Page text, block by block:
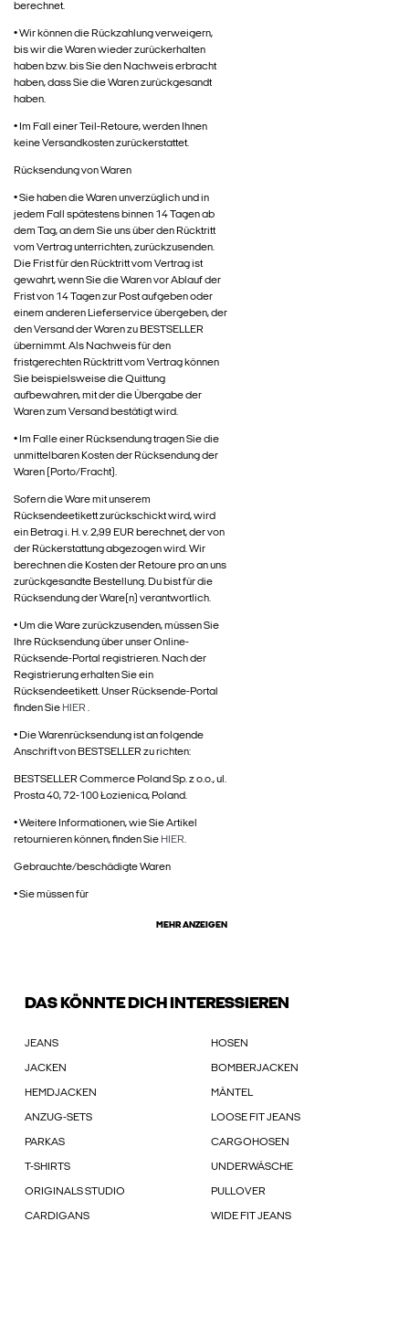
berechnet.
• Wir können die Rückzahlung verweigern,
bis wir die Waren wieder zurückerhalten
haben bzw. bis Sie den Nachweis erbracht
haben, dass Sie die Waren zurückgesandt
haben.
• Im Fall einer Teil-Retoure, werden Ihnen
keine Versandkosten zurückerstattet.
Rücksendung von Waren
• Sie haben die Waren unverzüglich und in
jedem Fall spätestens binnen 14 Tagen ab
dem Tag, an dem Sie uns über den Rücktritt
vom Vertrag unterrichten, zurückzusenden.
Die Frist für den Rücktritt vom Vertrag ist
gewahrt, wenn Sie die Waren vor Ablauf der
Frist von 14 Tagen zur Post aufgeben oder
einem anderen Lieferservice übergeben, der
den Versand der Waren zu BESTSELLER
übernimmt. Als Nachweis für den
fristgerechten Rücktritt vom Vertrag können
Sie beispielsweise die Quittung
aufbewahren, mit der die Übergabe der
Waren zum Versand bestätigt wird.
• Im Falle einer Rücksendung tragen Sie die
unmittelbaren Kosten der Rücksendung der
Waren (Porto/Fracht).
Sofern die Ware mit unserem
Rücksendeetikett zurückschickt wird, wird
ein Betrag i. H. v. 2,99 EUR berechnet, der von
der Rückerstattung abgezogen wird. Wir
berechnen die Kosten der Retoure pro an uns
zurückgesandte Bestellung. Du bist für die
Rücksendung der Ware(n) verantwortlich.
• Um die Ware zurückzusenden, müssen Sie
Ihre Rücksendung über unser Online-
Rücksende-Portal registrieren. Nach der
Registrierung erhalten Sie ein
Rücksendeetikett. Unser Rücksende-Portal
finden Sie HIER .
• Die Warenrücksendung ist an folgende
Anschrift von BESTSELLER zu richten:
BESTSELLER Commerce Poland Sp. z o.o., ul.
Prosta 40, 72-100 Łozienica, Poland.
• Weitere Informationen, wie Sie Artikel
retournieren können, finden Sie HIER.
Gebrauchte/beschädigte Waren
• Sie müssen für
MEHR ANZEIGEN
DAS KÖNNTE DICH INTERESSIEREN
JEANS HOSEN
JACKEN BOMBERJACKEN
HEMDJACKEN MÄNTEL
ANZUG-SETS LOOSE FIT JEANS
PARKAS CARGOHOSEN
T-SHIRTS UNDERWÄSCHE
ORIGINALS STUDIO PULLOVER
CARDIGANS WIDE FIT JEANS